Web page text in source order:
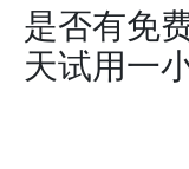
是否有免
天试用一